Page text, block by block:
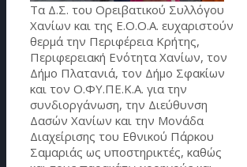
Τα Δ.Σ. του Ορειβατικού Συλλόγου
Χανίων και της Ε.Ο.Ο.Α. ευχαριστούν
θερμά την Περιφέρεια Κρήτης,
Περιφερειακή Ενότητα Χανίων, τον
Δήμο Πλατανιά, τον Δήμο Σφακίων
και τον Ο.ΦΥ.ΠΕ.Κ.Α. για την
συνδιοργάνωση, την Διεύθυνση
Δασών Χανίων και την Μονάδα
Διαχείρισης του Εθνικού Πάρκου
Σαμαριάς ως υποστηρικτές, καθώς